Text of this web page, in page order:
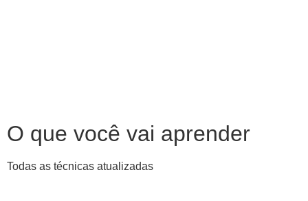
O que você vai aprender
Todas as técnicas atualizadas